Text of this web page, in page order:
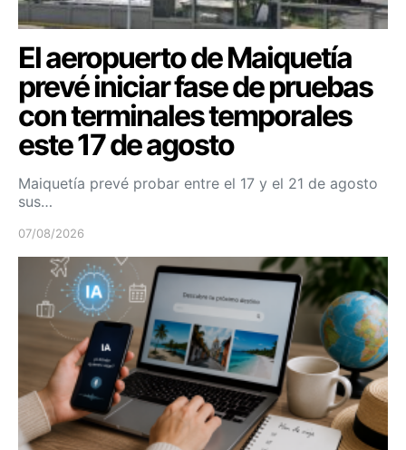
El aeropuerto de Maiquetía
prevé iniciar fase de pruebas
con terminales temporales
este 17 de agosto
Maiquetía prevé probar entre el 17 y el 21 de agosto
sus…
07/08/2026